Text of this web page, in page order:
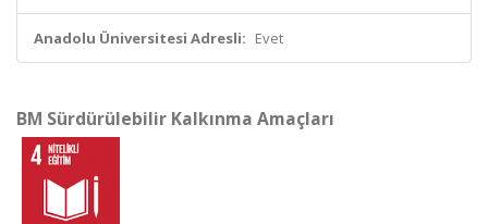
Anadolu Üniversitesi Adresli: Evet
BM Sürdürülebilir Kalkınma Amaçları